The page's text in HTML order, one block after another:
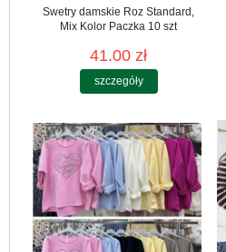
Swetry damskie Roz Standard,
Mix Kolor Paczka 10 szt
41.00 zł
szczegóły